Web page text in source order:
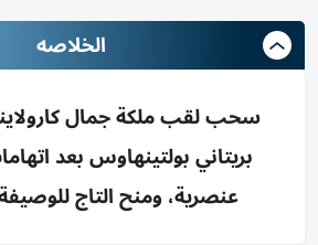
الخلاصه
سحب لقب ملكة جمال
بريتاني بولتينهاوس بعد
عنصرية، ومنح التاج